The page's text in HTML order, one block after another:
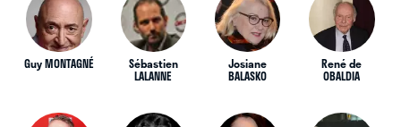
Guy MONTAGNÉ Sébastien
LALANNE
Josiane
BALASKO
René de
OBALDIA